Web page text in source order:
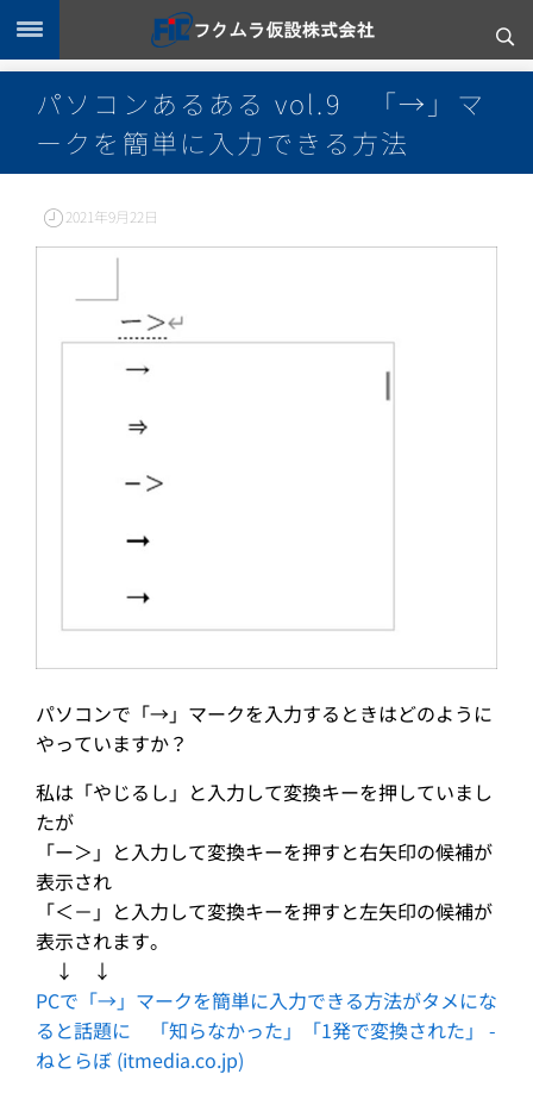
パソコンあるある vol.9 「→」マ
ークを簡単に入力できる方法
2021年9月22日
パソコンで「→」マークを入力するときはどのように
やっていますか？
私は「やじるし」と入力して変換キーを押していまし
たが
「ー＞」と入力して変換キーを押すと右矢印の候補が
表示され
「＜－」と入力して変換キーを押すと左矢印の候補が
表示されます。
↓ ↓
PCで「→」マークを簡単に入力できる方法がタメにな
ると話題に 「知らなかった」「1発で変換された」 -
ねとらぼ (itmedia.co.jp)